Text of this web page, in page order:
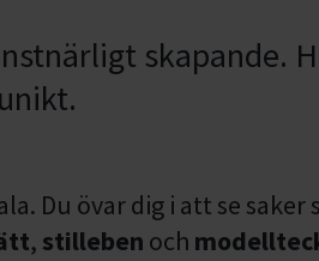
skapande.
Du övar dig i att se saker
, stilleben och